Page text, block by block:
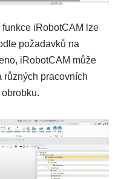
iRobotCAM lze
požadavků na
iRobotCAM může
různých pracovních